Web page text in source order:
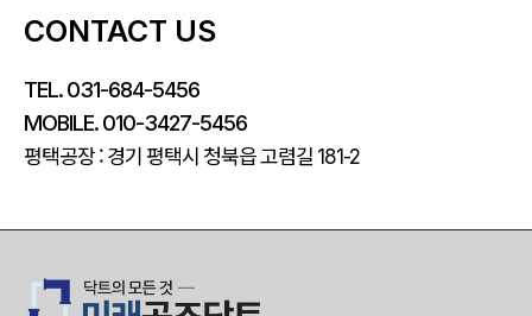
CONTACT US
TEL. 031-684-5456
MOBILE. 010-3427-5456
평택공장 : 경기 평택시 청북읍 고렴길 181-2